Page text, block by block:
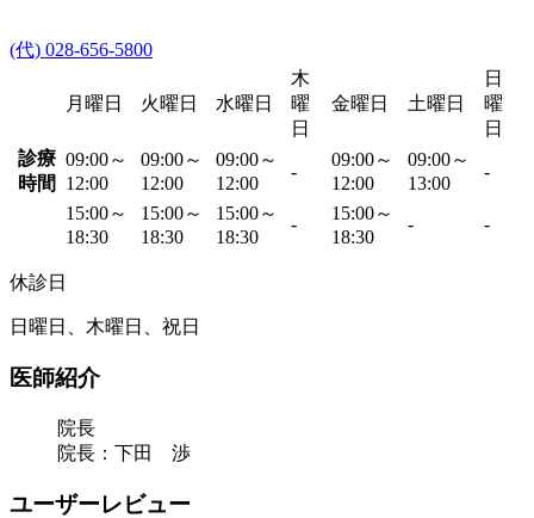
(代) 028-656-5800
月曜日 火曜日 水曜日
木
曜
日
金曜日 土曜日
日
曜
日
診療
時間
09:00～
12:00
09:00～
12:00
09:00～
12:00
-
09:00～
12:00
09:00～
13:00
-
15:00～
18:30
15:00～
18:30
15:00～
18:30
-
15:00～
18:30
- -
休診日
日曜日、木曜日、祝日
医師紹介
院長
院長：下田 渉
ユーザーレビュー